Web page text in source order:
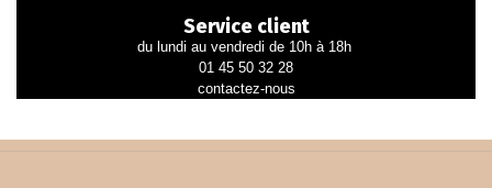
Service client
du lundi au vendredi de 10h à 18h
01 45 50 32 28
contactez-nous